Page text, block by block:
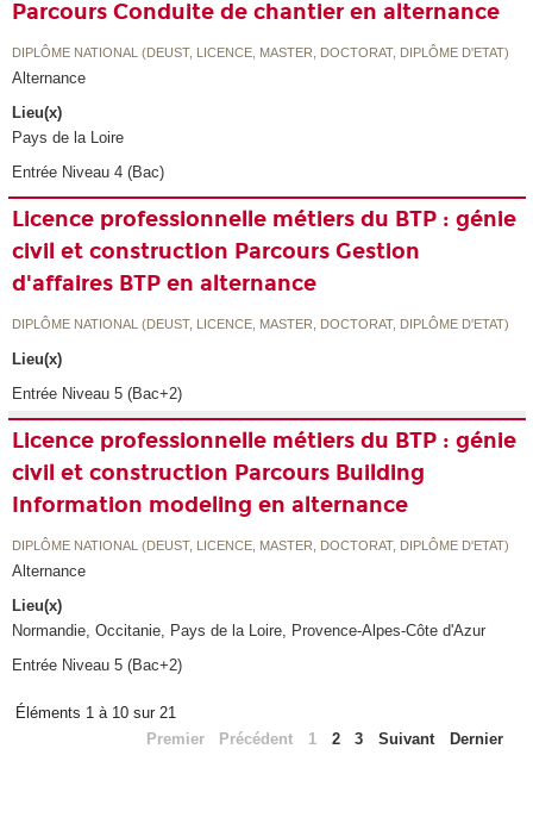
Parcours Conduite de chantier en alternance
DIPLÔME NATIONAL (DEUST, LICENCE, MASTER, DOCTORAT, DIPLÔME D'ETAT)
Alternance
Lieu(x)
Pays de la Loire
Entrée Niveau 4 (Bac)
Licence professionnelle métiers du BTP : génie
civil et construction Parcours Gestion
d'affaires BTP en alternance
DIPLÔME NATIONAL (DEUST, LICENCE, MASTER, DOCTORAT, DIPLÔME D'ETAT)
Lieu(x)
Entrée Niveau 5 (Bac+2)
Licence professionnelle métiers du BTP : génie
civil et construction Parcours Building
Information modeling en alternance
DIPLÔME NATIONAL (DEUST, LICENCE, MASTER, DOCTORAT, DIPLÔME D'ETAT)
Alternance
Lieu(x)
Normandie, Occitanie, Pays de la Loire, Provence-Alpes-Côte d'Azur
Entrée Niveau 5 (Bac+2)
Éléments 1 à 10 sur 21
Premier
Précédent 1 2 3 Suivant Dernier